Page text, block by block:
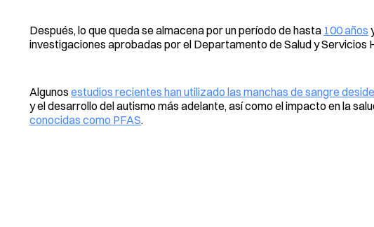
Después, lo que queda se almacena por un período de hasta 100 años
investigaciones aprobadas por el Departamento de Salud y Servicios
Algunos estudios recientes han utilizado las manchas de sangre
y el desarrollo del autismo más adelante, así como el impacto en la
conocidas como PFAS.